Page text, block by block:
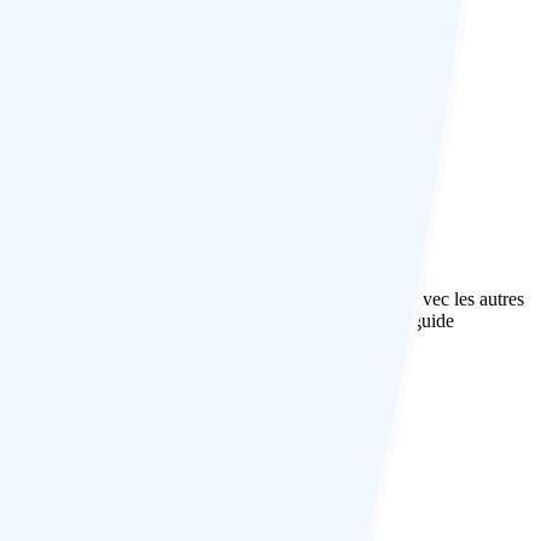
Le désir de voyager et de partager ses expériences avec les autres
visiter les tribus d'Odisha et Nord-Est. Il était un guide